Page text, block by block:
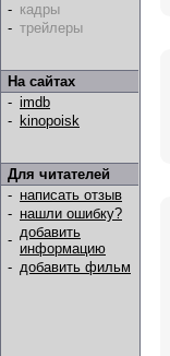
- кадры
- трейлеры
На сайтах
- imdb
- kinopoisk
Для читателей
- написать отзыв
- нашли ошибку?
- добавить
информацию
- добавить фильм